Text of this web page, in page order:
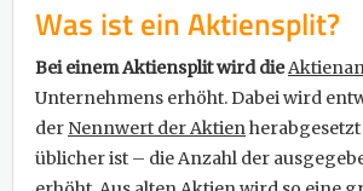
Was ist ein Aktiensplit?
Bei einem Aktiensplit wird die
Unternehmens erhöht. Dabei wird
der Nennwert der Aktien
üblicher ist – die Anzahl der